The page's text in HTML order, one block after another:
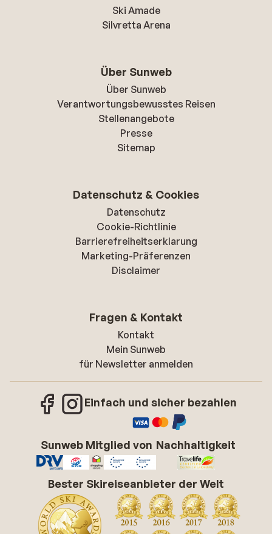
Ski Amade
Silvretta Arena
Über Sunweb
Über Sunweb
Verantwortungsbewusstes Reisen
Stellenangebote
Presse
Sitemap
Datenschutz & Cookies
Datenschutz
Cookie-Richtlinie
Barrierefreiheitserklarung
Marketing-Präferenzen
Disclaimer
Fragen & Kontakt
Kontakt
Mein Sunweb
für Newsletter anmelden
Einfach und sicher bezahlen
Sunweb Mitglied von Nachhaltigkeit
Bester Skireiseanbieter der Welt